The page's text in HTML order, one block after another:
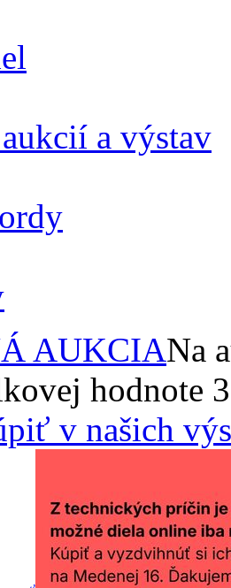
a výstav
AUKCIANa
hodnote
v našich